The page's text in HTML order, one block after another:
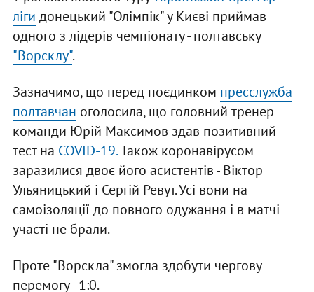
ліги донецький "Олімпік" у Києві приймав
одного з лідерів чемпіонату - полтавську
"Ворсклу".
Зазначимо, що перед поєдинком пресслужба
полтавчан оголосила, що головний тренер
команди Юрій Максимов здав позитивний
тест на COVID-19.Також коронавірусом
заразилися двоє його асистентів - Віктор
Ульяницький і Сергій Ревут. Усі вони на
самоізоляції до повного одужання і в матчі
участі не брали.
Проте "Ворскла" змогла здобути чергову
перемогу - 1:0.